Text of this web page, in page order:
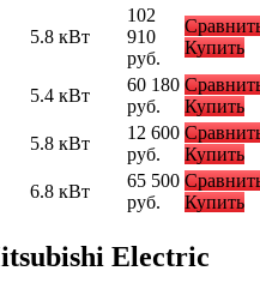
5.8 кВт
102
910
руб.
Купить
5.4 кВт
60 180
руб.
Купить
5.8 кВт
12 600
руб.
Купить
6.8 кВт
65 500
руб.
Купить
Electric